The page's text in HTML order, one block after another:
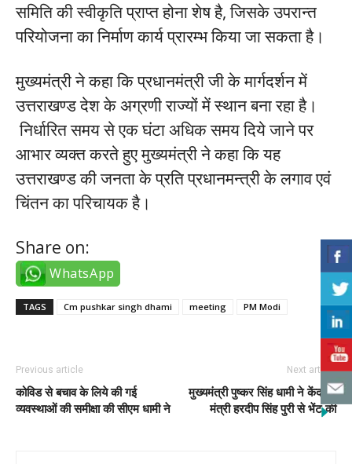
समिति की स्वीकृति प्राप्त होना शेष है, जिसके उपरान्त
परियोजना का निर्माण कार्य प्रारम्भ किया जा सकता है।
मुख्यमंत्री ने कहा कि प्रधानमंत्री जी के मार्गदर्शन में
उत्तराखण्ड देश के अग्रणी राज्यों में स्थान बना रहा है।
निर्धारित समय से एक घंटा अधिक समय दिये जाने पर
आभार व्यक्त करते हुए मुख्यमंत्री ने कहा कि यह
उत्तराखण्ड की जनता के प्रति प्रधानमन्त्री के लगाव एवं
चिंतन का परिचायक है।
Share on:
WhatsApp
TAGS Cm pushkar singh dhami meeting PM Modi
Previous article
कोविड से बचाव के लिये की गई
व्यवस्थाओं की समीक्षा की सीएम धामी ने
Next article
मुख्यमंत्री पुष्कर सिंह धामी ने केंद्रीय
मंत्री हरदीप सिंह पुरी से भेंट की